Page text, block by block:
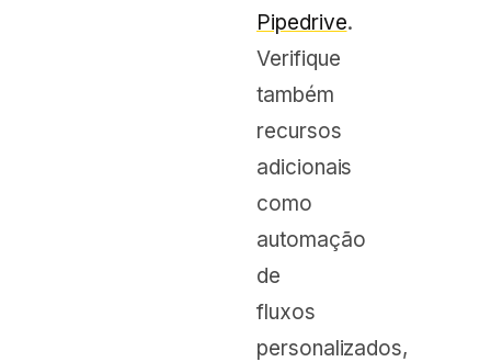
Pipedrive.
Verifique
também
recursos
adicionais
como
automação
de
fluxos
personalizados,